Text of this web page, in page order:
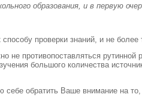
образования, и в первую
способу проверки знаний, и не
не противопоставляться
большого количества
себе обратить Ваше внимание на